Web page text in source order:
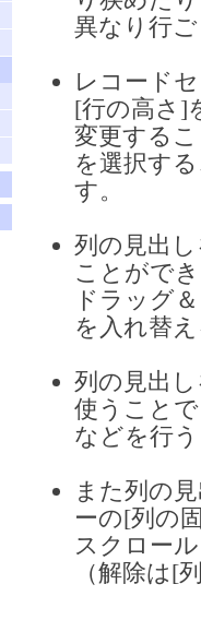
異なり行
レコード
[行の高さ]
変更する
を選択す
す。
列の見出
ことがで
ドラッグ
を入れ替
列の見出
使うこと
などを行
また列の
ーの[列の
スクロー
（解除は[